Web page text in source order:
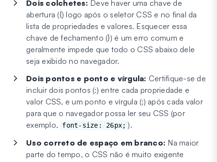
Dois colchetes: Deve haver uma chave de
abertura ({) logo após o seletor CSS e no final da
lista de propriedades e valores. Esquecer essa
chave de fechamento (}) é um erro comum e
geralmente impede que todo o CSS abaixo dele
seja exibido no navegador.
Dois pontos e ponto e vírgula: Certifique-se de
incluir dois pontos (:) entre cada propriedade e
valor CSS, e um ponto e vírgula (;) após cada valor
para que o navegador possa ler seu CSS (por
exemplo,
font-size: 26px; ).
Uso correto de espaço em branco: Na maior
parte do tempo, o CSS não é muito exigente